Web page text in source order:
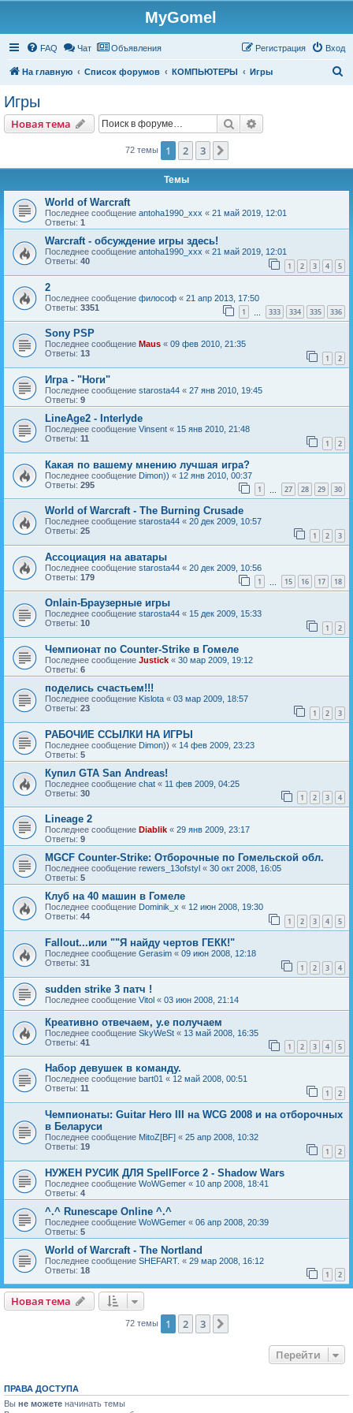
MyGomel
FAQ Чат Объявления Вход
Регистрация
На главную Список форумов КОМПЬЮТЕРЫ Игры
Игры
Новая тема
Новаятема Поиск
72 темы 1 2 3
Темы
World of Warcraft
Последнее сообщение antoha1990_xxx « 21 май 2019, 12:01
Ответы: 1
Warcraft - обсуждение игры здесь!
Последнее сообщение antoha1990_xxx « 21 май 2019, 12:01
Ответы: 40 1 2 3 4 5
2
Последнее сообщение философ « 21 апр 2013, 17:50
Ответы: 3351 1 333 334 335 336
Sony PSP
Последнее сообщение Maus « 09 фев 2010, 21:35
Ответы: 13 1 2
Игра - "Ноги"
Последнее сообщение starosta44 « 27 янв 2010, 19:45
Ответы: 9
LineAge2 - Interlyde
Последнее сообщение Vinsent « 15 янв 2010, 21:48
Ответы: 11 1 2
Какая по вашему мнению лучшая игра?
Последнее сообщение Dimon)) « 12 янв 2010, 00:37
Ответы: 295 1 27 28 29 30
World of Warcraft - The Burning Crusade
Последнее сообщение starosta44 « 20 дек 2009, 10:57
Ответы: 25 1 2 3
Ассоциация на аватары
Последнее сообщение starosta44 « 20 дек 2009, 10:56
Ответы: 179 1 15 16 17 18
Onlain-Браузерные игры
Последнее сообщение starosta44 « 15 дек 2009, 15:33
Ответы: 10 1 2
Чемпионат по Counter-Strike в Гомеле
Последнее сообщение Justick « 30 мар 2009, 19:12
Ответы: 6
поделись счастьем!!!
Последнее сообщение Kislota « 03 мар 2009, 18:57
Ответы: 23 1 2 3
РАБОЧИЕ ССЫЛКИ НА ИГРЫ
Последнее сообщение Dimon)) « 14 фев 2009, 23:23
Ответы: 5
Купил GTA San Andreas!
Последнее сообщение chat « 11 фев 2009, 04:25
Ответы: 30 1 2 3 4
Lineage 2
Последнее сообщение Diablik « 29 янв 2009, 23:17
Ответы: 9
MGCF Counter-Strike: Отборочные по Гомельской обл.
Последнее сообщение rewers_13ofstyl « 30 окт 2008, 16:05
Ответы: 5
Клуб на 40 машин в Гомеле
Последнее сообщение Dominik_x « 12 июн 2008, 19:30
Ответы: 44 1 2 3 4 5
Fallout...или ""Я найду чертов ГЕКК!"
Последнее сообщение Gerasim « 09 июн 2008, 12:18
Ответы: 31 1 2 3 4
sudden strike 3 патч !
Последнее сообщение Vitol « 03 июн 2008, 21:14
Креативно отвечаем, y.e получаем
Последнее сообщение SkyWeSt « 13 май 2008, 16:35
Ответы: 41 1 2 3 4 5
Набор девушек в команду.
Последнее сообщение bart01 « 12 май 2008, 00:51
Ответы: 11 1 2
Чемпионаты: Guitar Hero III на WCG 2008 и на отборочных
в Беларуси
Последнее сообщение MitoZ[BF] « 25 апр 2008, 10:32
Ответы: 19 1 2
НУЖЕН РУСИК ДЛЯ SpellForce 2 - Shadow Wars
Последнее сообщение WoWGemer « 10 апр 2008, 18:41
Ответы: 4
^.^ Runescape Online ^.^
Последнее сообщение WoWGemer « 06 апр 2008, 20:39
Ответы: 5
World of Warcraft - The Nortland
Последнее сообщение SHEFART. « 29 мар 2008, 16:12
Ответы: 18 1 2
Новая тема
Новаятема
72 темы 1 2 3
Перейти
ПРАВА ДОСТУПА
Вы не можете начинать темы